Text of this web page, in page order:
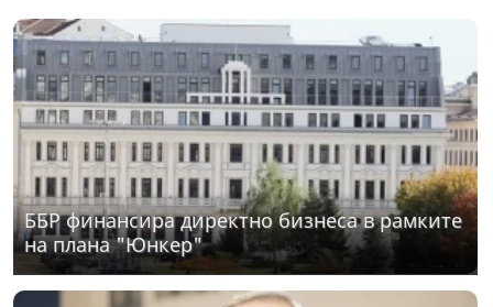
ББР финансира директно бизнеса в рамките
на плана "Юнкер"